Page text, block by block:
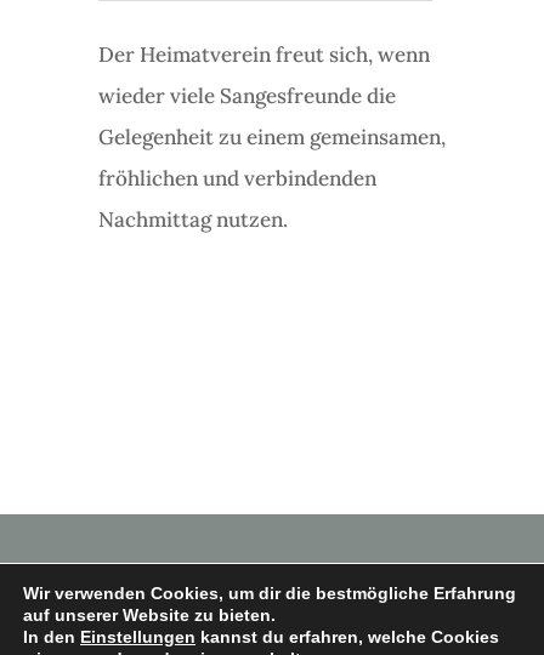
Der Heimatverein freut sich, wenn
wieder viele Sangesfreunde die
Gelegenheit zu einem gemeinsamen,
fröhlichen und verbindenden
Nachmittag nutzen.
Copyright © 2026 Heimatverein
Wir verwenden Cookies, um dir die bestmögliche Erfahrung
auf unserer Website zu bieten.
In den Einstellungen kannst du erfahren, welche Cookies